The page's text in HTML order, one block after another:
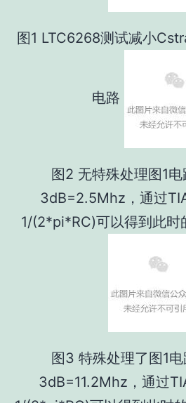
图1 LTC6268测试减小
电路
图2 无特殊处理图1
3dB=2.5Mhz，通过
1/(2*pi*RC)可以得到此时
图3 特殊处理了图1
3dB=11.2Mhz，通过